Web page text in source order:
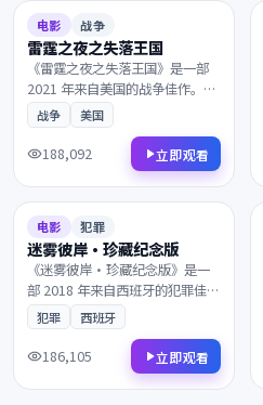
8.3
电影 战争
雷霆之夜之失落王国
《雷霆之夜之失落王国》是一部
2021 年来自美国的战争佳作。在
被时间遗忘的山岗之上，一封匿
名信打乱了原本平静的生活。剧
情反转令人回味，情感层次饱满
深刻，影迷不容错过。
战争 美国
188,092 立即观看
7.3
电影 犯罪
迷雾彼岸·珍藏纪念版
《迷雾彼岸·珍藏纪念版》是一
部 2018 年来自西班牙的犯罪佳
作。在霓虹与雨水交织的都市，
所有线索最终指向一个无法回避
的抉择。凭借出色的剧本与表演
获得多项国际奖项提名，影迷不
容错过。
犯罪 西班牙
186,105 立即观看